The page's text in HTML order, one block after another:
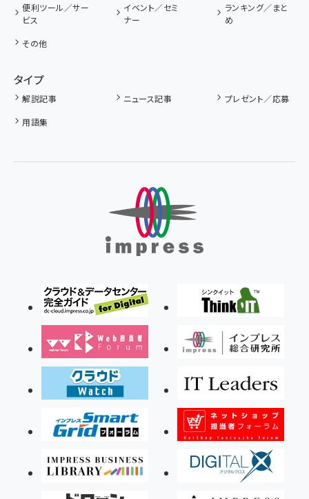
便利ツール／サー
ビス
イベント／セミ
ナー
ランキング／まと
め
その他
タイプ
解説記事 ニュース記事
プレゼント／応募
用語集